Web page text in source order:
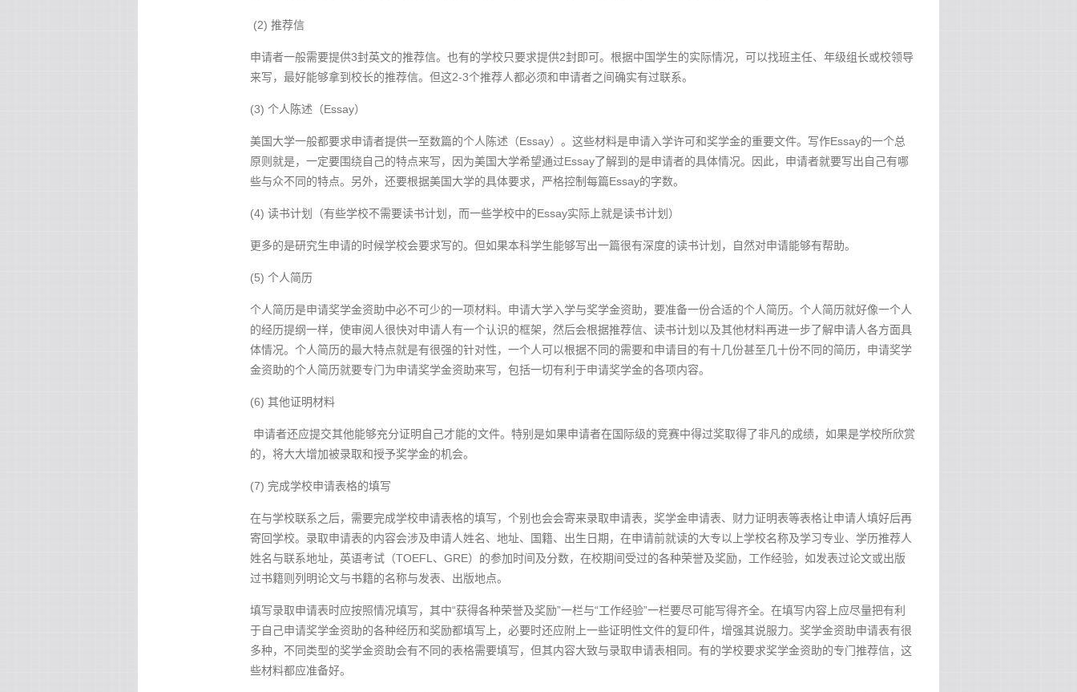
(2) 推荐信
申请者一般需要提供3封英文的推荐信。也有的学校只要求提供2封即可。根据中国学生的实际情况，可以找班主任、年级组长或校领导
来写，最好能够拿到校长的推荐信。但这2-3个推荐人都必须和申请者之间确实有过联系。
(3) 个人陈述（Essay）
美国大学一般都要求申请者提供一至数篇的个人陈述（Essay）。这些材料是申请入学许可和奖学金的重要文件。写作Essay的一个总
原则就是，一定要围绕自己的特点来写，因为美国大学希望通过Essay了解到的是申请者的具体情况。因此，申请者就要写出自己有哪
些与众不同的特点。另外，还要根据美国大学的具体要求，严格控制每篇Essay的字数。
(4) 读书计划（有些学校不需要读书计划，而一些学校中的Essay实际上就是读书计划）
更多的是研究生申请的时候学校会要求写的。但如果本科学生能够写出一篇很有深度的读书计划，自然对申请能够有帮助。
(5) 个人简历
个人简历是申请奖学金资助中必不可少的一项材料。申请大学入学与奖学金资助，要准备一份合适的个人简历。个人简历就好像一个人
的经历提纲一样，使审阅人很快对申请人有一个认识的框架，然后会根据推荐信、读书计划以及其他材料再进一步了解申请人各方面具
体情况。个人简历的最大特点就是有很强的针对性，一个人可以根据不同的需要和申请目的有十几份甚至几十份不同的简历，申请奖学
金资助的个人简历就要专门为申请奖学金资助来写，包括一切有利于申请奖学金的各项内容。
(6) 其他证明材料
申请者还应提交其他能够充分证明自己才能的文件。特别是如果申请者在国际级的竞赛中得过奖取得了非凡的成绩，如果是学校所欣赏
的，将大大增加被录取和授予奖学金的机会。
(7) 完成学校申请表格的填写
在与学校联系之后，需要完成学校申请表格的填写，个别也会会寄来录取申请表，奖学金申请表、财力证明表等表格让申请人填好后再
寄回学校。录取申请表的内容会涉及申请人姓名、地址、国籍、出生日期，在申请前就读的大专以上学校名称及学习专业、学历推荐人
姓名与联系地址，英语考试（TOEFL、GRE）的参加时间及分数，在校期间受过的各种荣誉及奖励，工作经验，如发表过论文或出版
过书籍则列明论文与书籍的名称与发表、出版地点。
填写录取申请表时应按照情况填写，其中“获得各种荣誉及奖励”一栏与“工作经验”一栏要尽可能写得齐全。在填写内容上应尽量把有利
于自己申请奖学金资助的各种经历和奖励都填写上，必要时还应附上一些证明性文件的复印件，增强其说服力。奖学金资助申请表有很
多种，不同类型的奖学金资助会有不同的表格需要填写，但其内容大致与录取申请表相同。有的学校要求奖学金资助的专门推荐信，这
些材料都应准备好。